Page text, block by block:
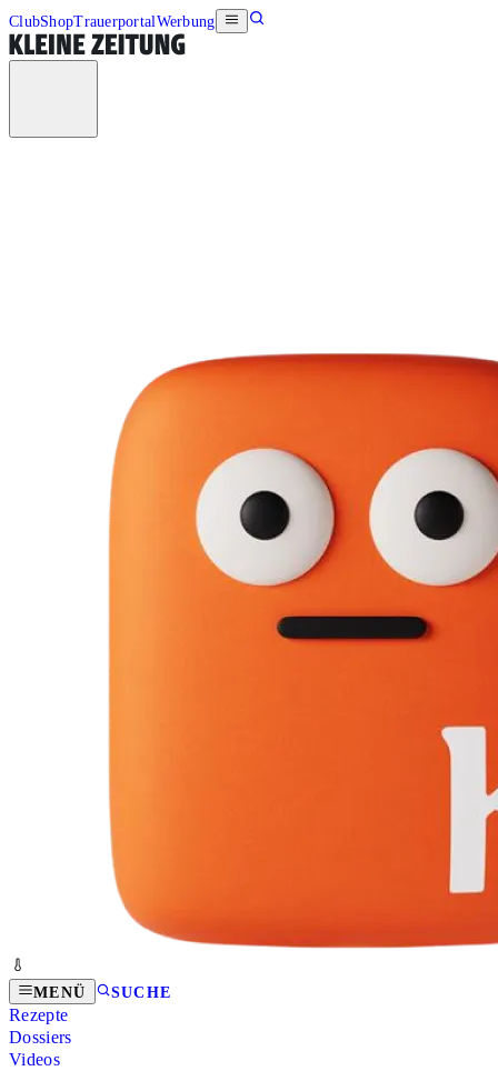
ClubShopTrauerportalWerbung
MENÜ SUCHE
Rezepte
Dossiers
Videos